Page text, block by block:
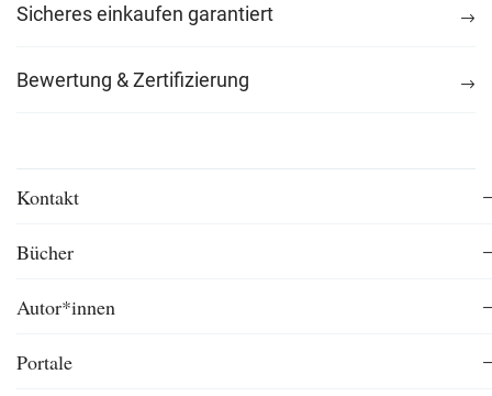
Sicheres einkaufen garantiert
Bewertung & Zertifizierung
Kontakt
Bücher
Autor*innen
Portale